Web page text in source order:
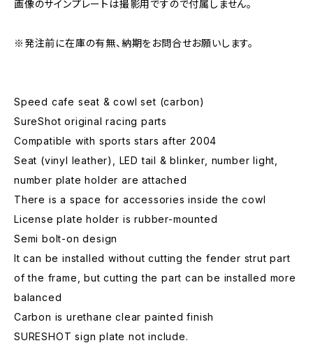
画像のサインプレートは撮影用ですので付属しません。
※発注前に在庫の有無、納期をお問合せお願いします。
Speed cafe seat & cowl set (carbon)
SureShot original racing parts
Compatible with sports stars after 2004
Seat (vinyl leather), LED tail & blinker, number light,
number plate holder are attached
There is a space for accessories inside the cowl
License plate holder is rubber-mounted
Semi bolt-on design
It can be installed without cutting the fender strut part
of the frame, but cutting the part can be installed more
balanced
Carbon is urethane clear painted finish
SURESHOT sign plate not include.